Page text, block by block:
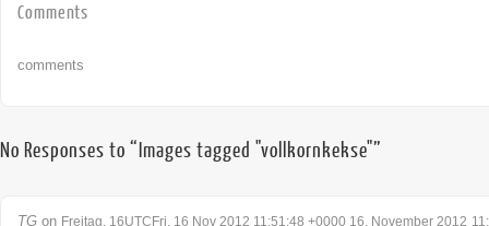
Comments
comments
No Responses to “Images tagged "vollkornkekse"”
TG on Freitag, 16UTCFri, 16 Nov 2012 11:51:48 +0000 16. November 2012